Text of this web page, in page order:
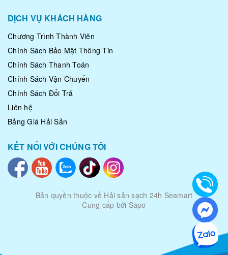
DỊCH VỤ KHÁCH HÀNG
Chương Trình Thành Viên
Chính Sách Bảo Mật Thông Tin
Chính Sách Thanh Toán
Chính Sách Vận Chuyển
Chính Sách Đổi Trả
Liên hệ
Bảng Giá Hải Sản
KẾT NỐI VỚI CHÚNG TÔI
Bản quyền thuộc về Hải sản sạch 24h Seamart
|
Cung cấp bởi Sapo